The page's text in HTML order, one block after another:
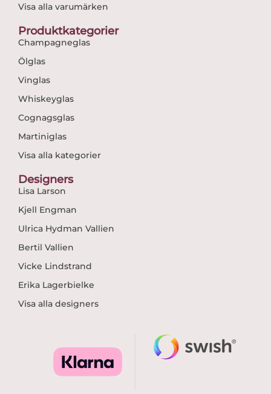
Visa alla varumärken
Produktkategorier
Champagneglas
Ölglas
Vinglas
Whiskeyglas
Cognagsglas
Martiniglas
Visa alla kategorier
Designers
Lisa Larson
Kjell Engman
Ulrica Hydman Vallien
Bertil Vallien
Vicke Lindstrand
Erika Lagerbielke
Visa alla designers